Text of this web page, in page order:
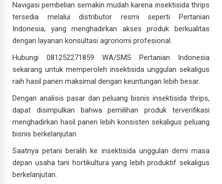
Navigasi pembelian semakin mudah karena insektisida thrips
tersedia melalui distributor resmi seperti Pertanian
Indonesia, yang menghadirkan akses produk berkualitas
dengan layanan konsultasi agronomi profesional.
Hubungi 081252271859 WA/SMS Pertanian Indonesia
sekarang untuk memperoleh insektisida unggulan sekaligus
raih hasil panen maksimal dengan keuntungan lebih besar.
Dengan analisis pasar dan peluang bisnis insektisida thrips,
dapat disimpulkan bahwa pemilihan produk terverifikasi
menghadirkan hasil panen lebih konsisten sekaligus peluang
bisnis berkelanjutan.
Saatnya petani beralih ke insektisida unggulan demi masa
depan usaha tani hortikultura yang lebih produktif sekaligus
berkelanjutan.